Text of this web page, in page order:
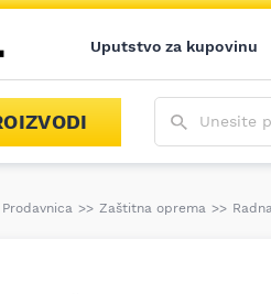
Uputstvo za kupovinu
Prodavnica >> Zaštitna oprema >>